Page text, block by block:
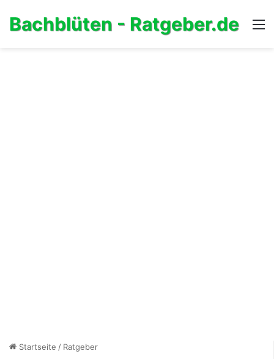
Bachblüten - Ratgeber.de
Startseite / Ratgeber